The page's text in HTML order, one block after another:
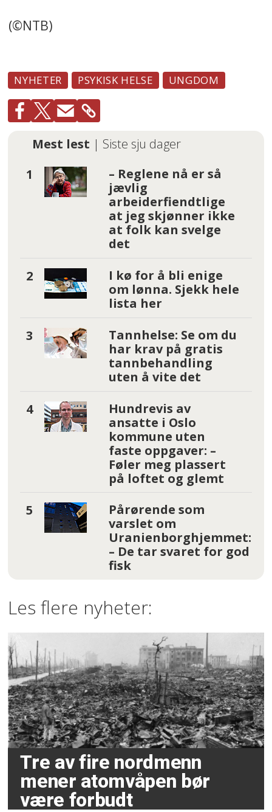
(©NTB)
NYHETER PSYKISK HELSE UNGDOM
Mest lest | Siste sju dager
– Reglene nå er så
jævlig
arbeiderfiendtlige
at jeg skjønner ikke
at folk kan svelge
det
I kø for å bli enige
om lønna. Sjekk hele
lista her
Tannhelse: Se om du
har krav på gratis
tannbehandling
uten å vite det
Hundrevis av
ansatte i Oslo
kommune uten
faste oppgaver: –
Føler meg plassert
på loftet og glemt
Pårørende som
varslet om
Uranienborghjemmet:
– De tar svaret for god
fisk
Les flere nyheter:
Tre av fire nordmenn
mener atomvåpen bør
være forbudt